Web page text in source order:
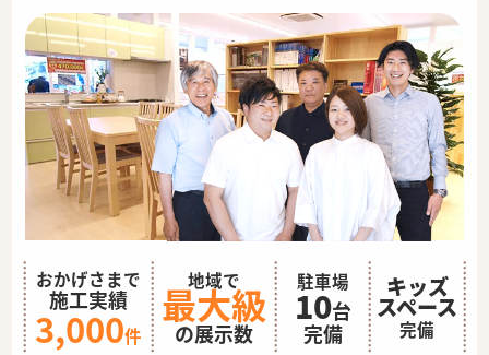
おかげさまで
施工実績
3,000件
地域で
最大級
の展示数
駐車場
10台
完備
キッズ
スペース
完備